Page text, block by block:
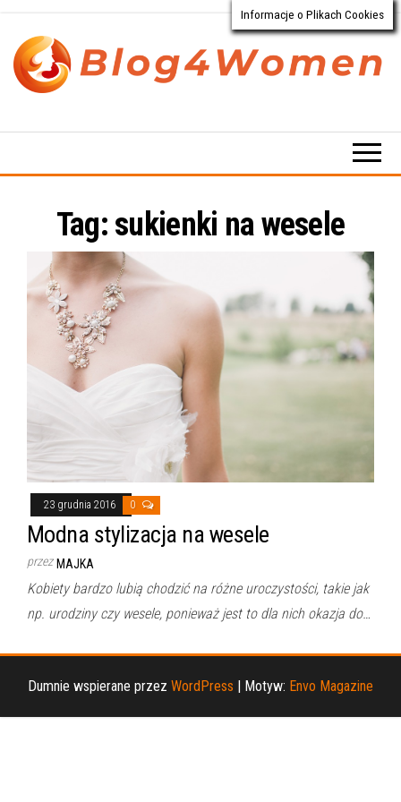
treści
o dla
Tag: sukienki na wesele
23 grudnia 2016 0
Modna stylizacja na wesele
przez MAJKA
Kobiety bardzo lubią chodzić na różne uroczystości, takie jak
np. urodziny czy wesele, ponieważ jest to dla nich okazja do…
Dumnie wspierane przez WordPress | Motyw: Envo Magazine
Informacje o Plikach Cookies